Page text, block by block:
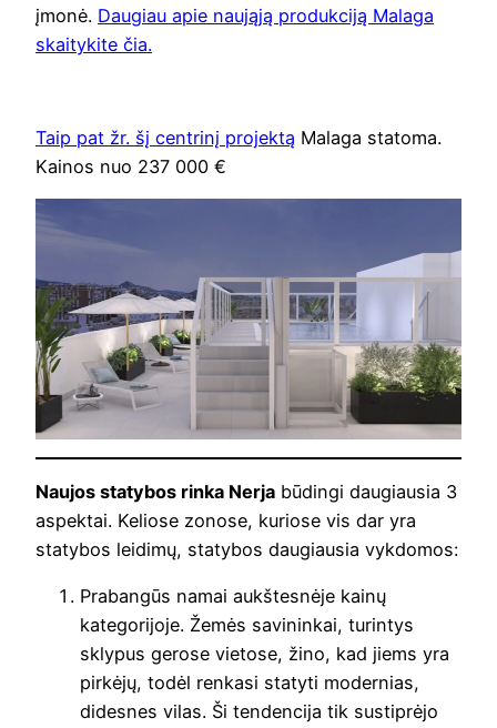
įmonė. Daugiau apie naująją produkciją Malaga
skaitykite čia.
Taip pat žr. šį centrinį projektą Malaga statoma.
Kainos nuo 237 000 €
Naujos statybos rinka Nerja būdingi daugiausia 3
aspektai. Keliose zonose, kuriose vis dar yra
statybos leidimų, statybos daugiausia vykdomos:
Prabangūs namai aukštesnėje kainų
kategorijoje. Žemės savininkai, turintys
sklypus gerose vietose, žino, kad jiems yra
pirkėjų, todėl renkasi statyti modernias,
didesnes vilas. Ši tendencija tik sustiprėjo